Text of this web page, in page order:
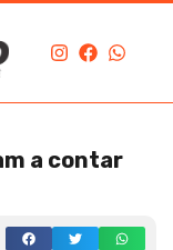
a contar